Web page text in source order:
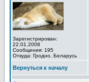
Зарегистрирован:
22.01.2008
Сообщения: 195
Откуда: Гродно, Беларусь
Вернуться к началу